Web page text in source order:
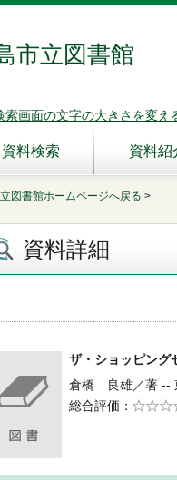
市立図書館
索画面の文字の大きさを変え
資料検索 資料紹
図書館ホームページへ戻る >
資料詳細
ザ・ショッピン
倉橋 良雄／著 --
総合評価
5段階